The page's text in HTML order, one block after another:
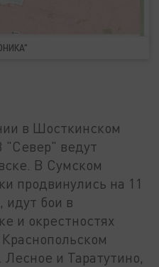
в Шосткинском
"Север" ведут
В Сумском
продвинулись на 11
идут бои в
и окрестностях
и Таратутино,